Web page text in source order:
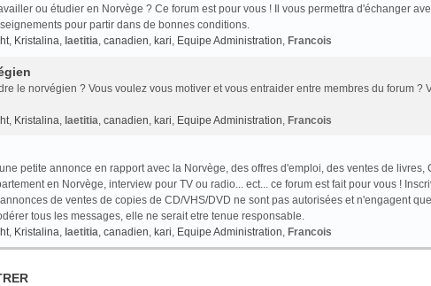
ou étudier en Norvège ? Ce forum est pour vous ! Il vous permettra d'échanger
pour partir dans de bonnes conditions.
, Kristalina, laetitia, canadien, kari, Equipe Administration, Francois
le norvégien ? Vous voulez vous motiver et vous entraider entre membres du forum ?
, Kristalina, laetitia, canadien, kari, Equipe Administration, Francois
petite annonce en rapport avec la Norvège, des offres d'emploi, des ventes de
en Norvège, interview pour TV ou radio... ect... ce forum est fait pour vous !
de ventes de copies de CD/VHS/DVD ne sont pas autorisées et n'engagent
tous les messages, elle ne serait etre tenue responsable.
, Kristalina, laetitia, canadien, kari, Equipe Administration, Francois